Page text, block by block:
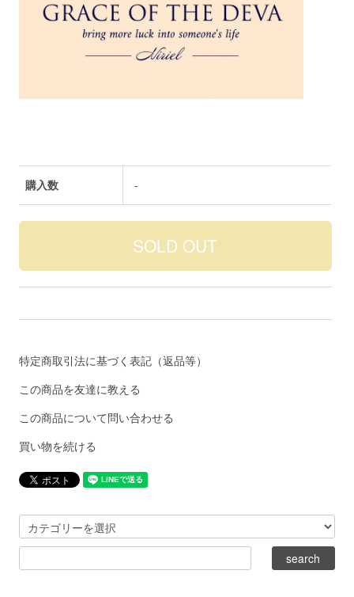
購入数 -
特定商取引法に基づく表記（返品等）
この商品を友達に教える
この商品について問い合わせる
買い物を続ける